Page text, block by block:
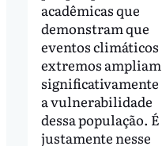
acadêmicas que
demonstram que
eventos climáticos
extremos ampliam
significativamente
a vulnerabilidade
dessa população. É
justamente nesse